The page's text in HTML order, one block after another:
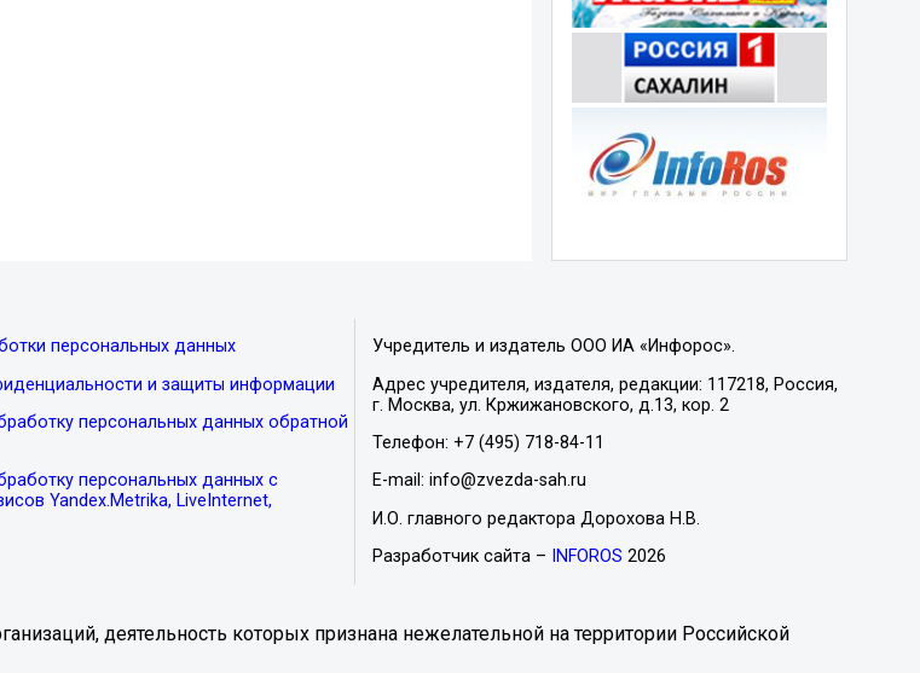
персональных данных
и защиты информации
персональных данных обратной
персональных данных с
Yandex.Metrika, LiveInternet,
Учредитель и издатель ООО ИА «Инфорос».
Адрес учредителя, издателя, редакции: 117218, Россия,
г. Москва, ул. Кржижановского, д.13, кор. 2
Телефон: +7 (495) 718-84-11
E-mail: info@zvezda-sah.ru
И.О. главного редактора Дорохова Н.В.
Разработчик сайта –
INFOROS 2026
деятельность которых признана нежелательной на территории Российской